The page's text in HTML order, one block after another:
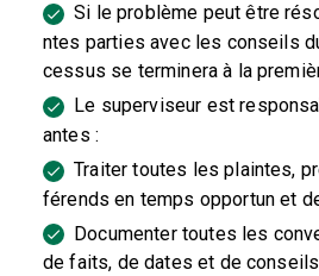
Si le problème peut être
ntes parties avec les conseils
cessus se terminera à la
Le superviseur est
antes :
Traiter toutes les plaintes,
férends en temps opportun et
Documenter toutes les
de faits, de dates et de